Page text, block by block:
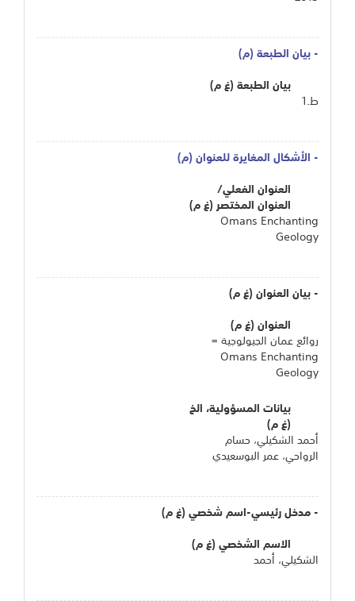
- بيان الطبعة (م)
بيان الطبعة (غ م)
ط.1
- الأشكال المغايرة للعنوان (م)
العنوان الفعلي/
العنوان المختصر (غ م)
Omans Enchanting
Geology
- بيان العنوان (غ م)
العنوان (غ م)
روائع عمان الجيولوجية =
Omans Enchanting
Geology
بيانات المسؤولية، الخ
(غ م)
أحمد الشكيلي، حسام
الرواحي، عمر البوسعيدي
- مدخل رئيسي-اسم شخصي (غ م)
الاسم الشخصي (غ م)
الشكيلي، أحمد